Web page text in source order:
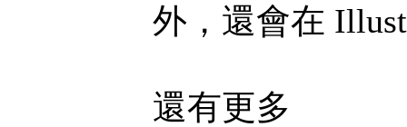
外，還會在
還有更多